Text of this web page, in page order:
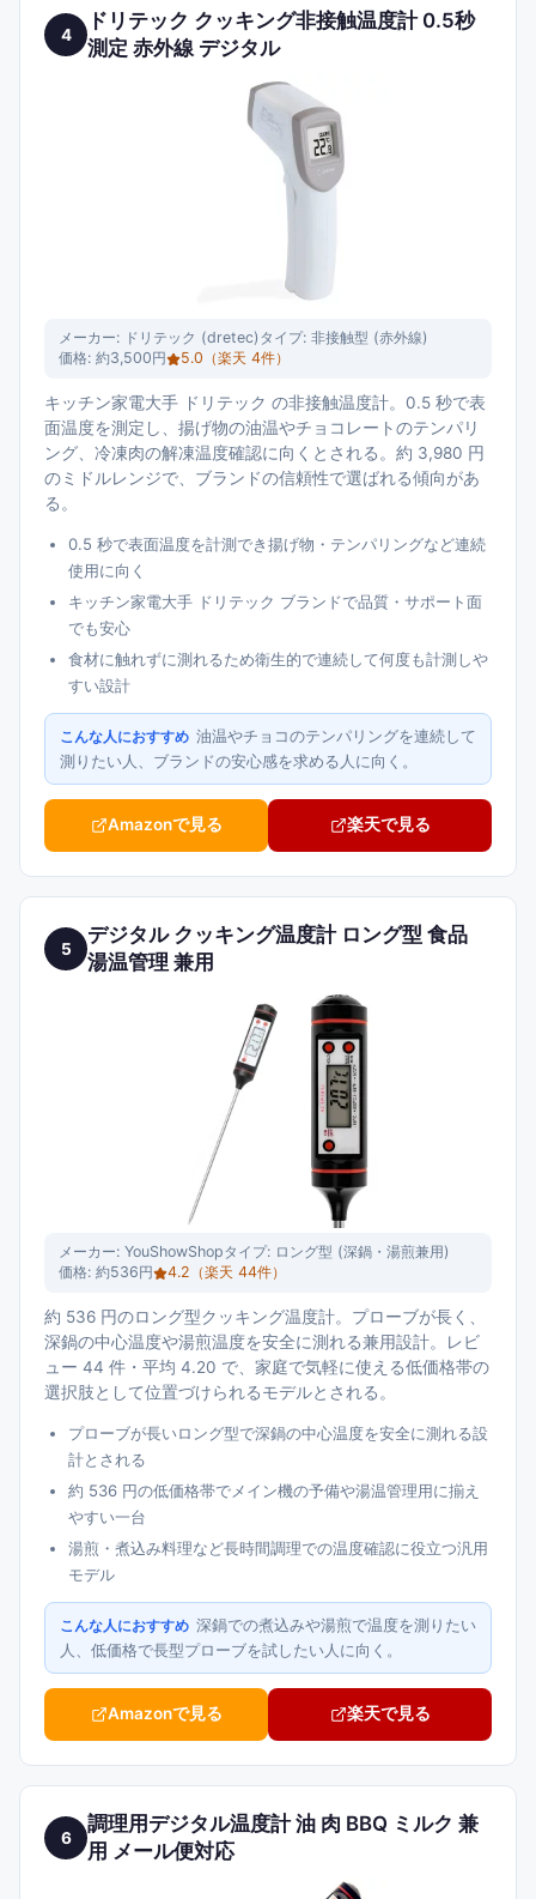
4
ドリテック クッキング非接触温度計 0.5秒
測定 赤外線 デジタル
メーカー: ドリテック (dretec) タイプ: 非接触型 (赤外線)
価格: 約3,500円 5.0 （楽天 4件）
キッチン家電大手 ドリテック の非接触温度計。0.5 秒で表
面温度を測定し、揚げ物の油温やチョコレートのテンパリ
ング、冷凍肉の解凍温度確認に向くとされる。約 3,980 円
のミドルレンジで、ブランドの信頼性で選ばれる傾向があ
る。
0.5 秒で表面温度を計測でき揚げ物・テンパリングなど連続
使用に向く
キッチン家電大手 ドリテック ブランドで品質・サポート面
でも安心
食材に触れずに測れるため衛生的で連続して何度も計測しや
すい設計
こんな人におすすめ 油温やチョコのテンパリングを連続して
測りたい人、ブランドの安心感を求める人に向く。
Amazonで見る 楽天で見る
5
デジタル クッキング温度計 ロング型 食品
湯温管理 兼用
メーカー: YouShowShopタイプ: ロング型 (深鍋・湯煎兼用)
価格: 約536円 4.2 （楽天 44件）
約 536 円のロング型クッキング温度計。プローブが長く、
深鍋の中心温度や湯煎温度を安全に測れる兼用設計。レビ
ュー 44 件・平均 4.20 で、家庭で気軽に使える低価格帯の
選択肢として位置づけられるモデルとされる。
プローブが長いロング型で深鍋の中心温度を安全に測れる設
計とされる
約 536 円の低価格帯でメイン機の予備や湯温管理用に揃え
やすい一台
湯煎・煮込み料理など長時間調理での温度確認に役立つ汎用
モデル
こんな人におすすめ 深鍋での煮込みや湯煎で温度を測りたい
人、低価格で長型プローブを試したい人に向く。
Amazonで見る 楽天で見る
6
調理用デジタル温度計 油 肉 BBQ ミルク 兼
用 メール便対応